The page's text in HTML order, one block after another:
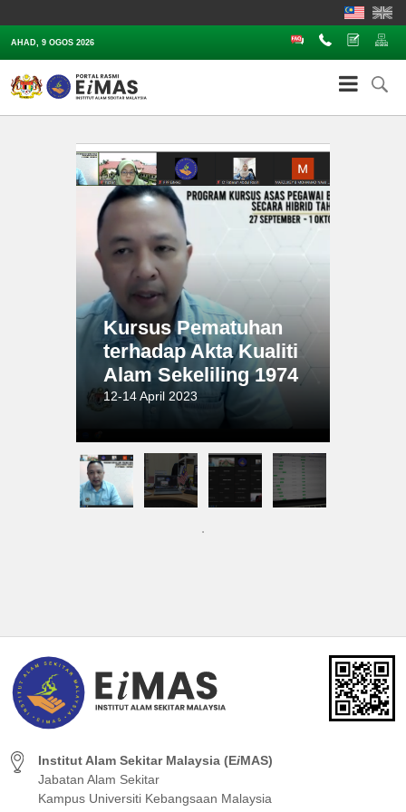
AHAD, 9 OGOS 2026 Soalan LazimHubungi Aduan
Kursus Pematuhan
terhadap Akta Kualiti
Alam Sekeliling 1974
12-14 April 2023
Institut Alam Sekitar Malaysia (EiMAS)
Jabatan Alam Sekitar
Kampus Universiti Kebangsaan Malaysia